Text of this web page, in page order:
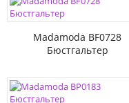
Madamoda BF0728
Бюстгальтер